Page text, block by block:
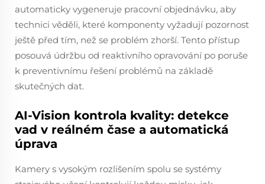
automaticky vygeneruje pracovní objednávku, aby
technici věděli, které komponenty vyžadují pozornost
ještě před tím, než se problém zhorší. Tento přístup
posouvá údržbu od reaktivního opravování po poruše
k preventivnímu řešení problémů na základě
skutečných dat.
AI-Vision kontrola kvality: detekce
vad v reálném čase a automatická
úprava
Kamery s vysokým rozlišením spolu se systémy